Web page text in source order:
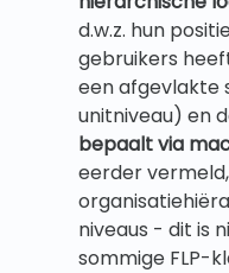
d.w.z. hun
gebruikers
een afgevlakte
unitniveau) en
bepaalt via
eerder
niveaus - dit is
sommige FLP-